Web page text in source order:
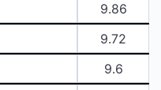
9.86
9.72
9.6